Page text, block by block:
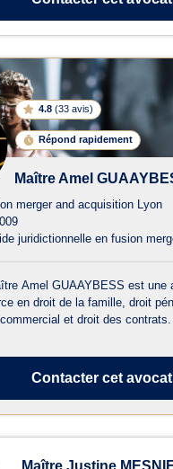
e...
4.8 (33 avis)
Répond rapidement
Maître Amel
merger and acquisition Lyon
juridictionnelle en fusion
Amel GUAAYBESS est une
en droit de la famille, droit
et droit des contrats.
Contactercet avocat
Maître Justine